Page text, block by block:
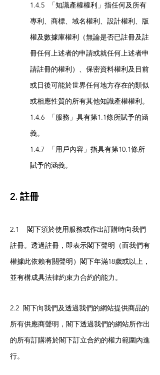
1.4.5 「知識產權權利」指任何及所有
專利、商標、域名權利、設計權利、版
權及數據庫權利（無論是否已註冊及註
冊任何上述者的申請或就任何上述者申
請註冊的權利）、保密資料權利及目前
或日後可能於世界任何地方存在的類似
或相應性質的所有其他知識產權權利。
1.4.6 「服務」具有第1.1條所賦予的涵
義。
1.4.7 「用戶內容」指具有第10.1條所
賦予的涵義。
2. 註冊
2.1 閣下須於使用服務或作出訂購時向我們
註冊。透過註冊，即表示閣下聲明（而我們有
權據此依賴有關聲明）閣下年滿18歲或以上，
並有構成具法律約束力合約的能力。
2.2 閣下向我們及透過我們的網站提供商品的
所有供應商聲明，閣下透過我們的網站所作出
的所有訂購將於閣下訂立合約的權力範圍內進
行。